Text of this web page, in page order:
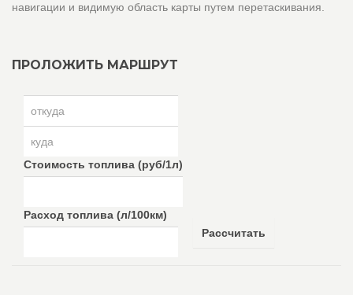
навигации и видимую область карты путем перетаскивания.
ПРОЛОЖИТЬ МАРШРУТ
Стоимость топлива (руб/1л)
Расход топлива (л/100км)
Рассчитать